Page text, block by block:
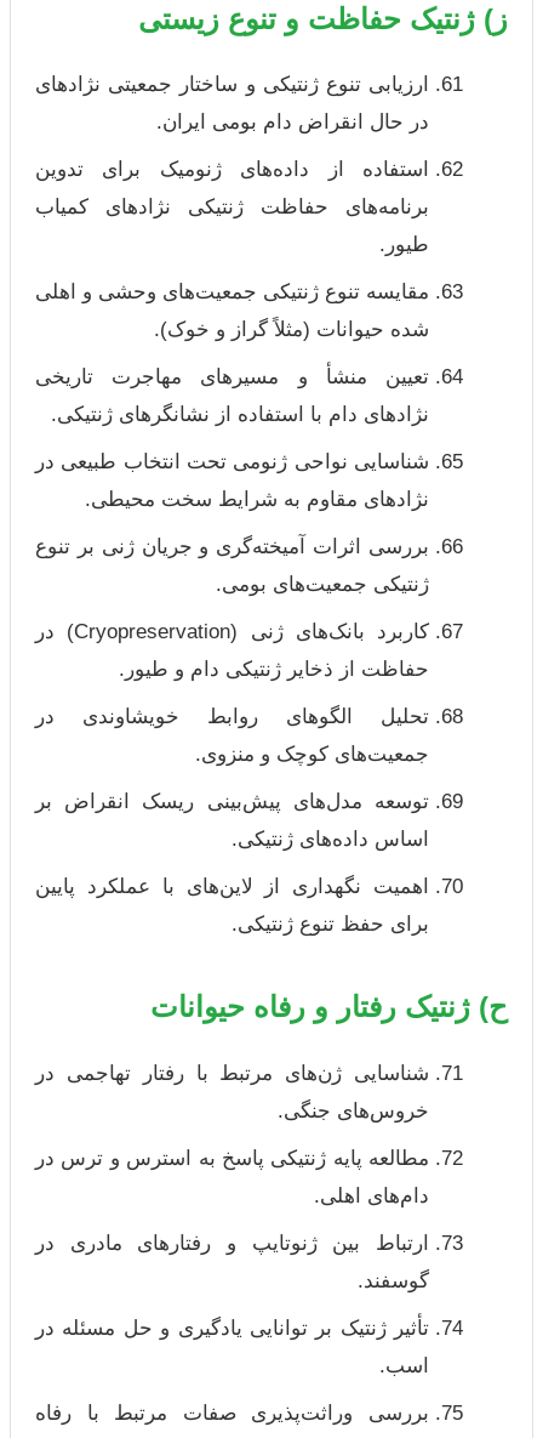
ز) ژنتیک حفاظت و تنوع زیستی
ارزیابی تنوع ژنتیکی و ساختار جمعیتی نژادهای
در حال انقراض دام بومی ایران.
استفاده از داده‌های ژنومیک برای تدوین
برنامه‌های حفاظت ژنتیکی نژادهای کمیاب
طیور.
مقایسه تنوع ژنتیکی جمعیت‌های وحشی و اهلی
شده حیوانات (مثلاً گراز و خوک).
تعیین منشأ و مسیرهای مهاجرت تاریخی
نژادهای دام با استفاده از نشانگرهای ژنتیکی.
شناسایی نواحی ژنومی تحت انتخاب طبیعی در
نژادهای مقاوم به شرایط سخت محیطی.
بررسی اثرات آمیخته‌گری و جریان ژنی بر تنوع
ژنتیکی جمعیت‌های بومی.
کاربرد بانک‌های ژنی (Cryopreservation) در
حفاظت از ذخایر ژنتیکی دام و طیور.
تحلیل الگوهای روابط خویشاوندی در
جمعیت‌های کوچک و منزوی.
توسعه مدل‌های پیش‌بینی ریسک انقراض بر
اساس داده‌های ژنتیکی.
اهمیت نگهداری از لاین‌های با عملکرد پایین
برای حفظ تنوع ژنتیکی.
ح) ژنتیک رفتار و رفاه حیوانات
شناسایی ژن‌های مرتبط با رفتار تهاجمی در
خروس‌های جنگی.
مطالعه پایه ژنتیکی پاسخ به استرس و ترس در
دام‌های اهلی.
ارتباط بین ژنوتایپ و رفتارهای مادری در
گوسفند.
تأثیر ژنتیک بر توانایی یادگیری و حل مسئله در
اسب.
بررسی وراثت‌پذیری صفات مرتبط با رفاه